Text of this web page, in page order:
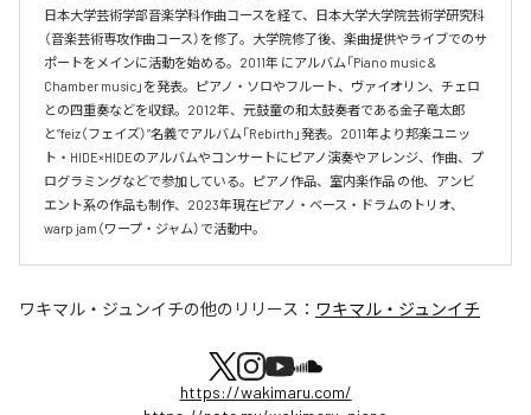
日本大学芸術学部音楽学科作曲コースを経て、日本大学大学院芸術学研究科
（音楽芸術専攻作曲コース）を修了。大学院修了後、楽曲提供やライブでのサ
ポートをメインに活動を始める。2011年 にアルバム「Piano music &
Chamber music」を発表。ピアノ・ソロやフルート、ヴァイオリン、チェロ
との四重奏などを収録。2012年、元鼓童の和太鼓奏者である金子竜太郎
と”feiz（フェイズ）”名義でアルバム「Rebirth」発表。2011年より邦楽ユニッ
ト・HIDE×HIDEのアルバムやコンサートにピアノ演奏やアレンジ、作曲、プ
ログラミングなどで参加している。ピアノ作品、室内楽作品 の他、アンビ
エント系の作品も制作、2023年現在ピアノ・ベース・ドラムのトリオ、
warp jam（ワープ・ジャム）で活動中。
ワキマル・ジュンイチの他のリリース： ワキマル・ジュンイチ
https://wakimaru.com/